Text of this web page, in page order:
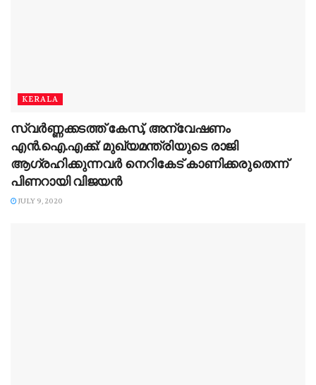
KERALA
സ്വര്‍ണ്ണക്കടത്ത് കേസ്, അന്വേഷണം
എന്‍.ഐ.എക്ക്: മുഖ്യമന്ത്രിയുടെ രാജി
ആഗ്രഹിക്കുന്നവര്‍ നെറികേട് കാണിക്കരുതെന്ന്
പിണറായി വിജയന്‍
JULY 9, 2020